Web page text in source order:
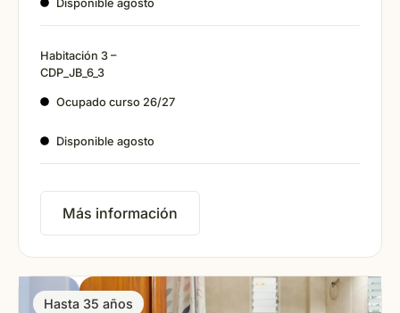
Disponible agosto
Habitación 3 –
CDP_JB_6_3
Ocupado curso 26/27
Disponible agosto
Más información
Hasta 35 años